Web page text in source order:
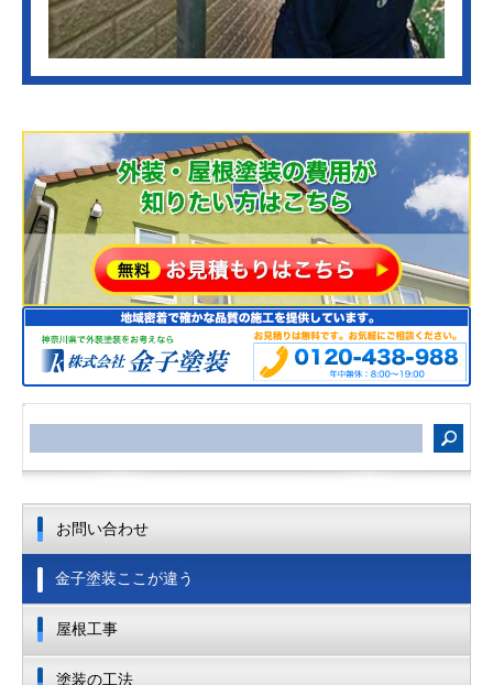
イ
検
お問い合わせ
金子塗装ここが違う
屋根工事
塗装の工法